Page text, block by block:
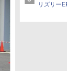
リズリー